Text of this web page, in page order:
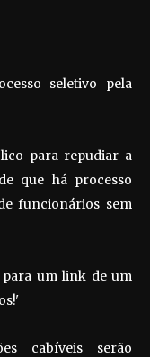
seletivo pela
para repudiar a
que há processo
funcionários sem
um link de um
cabíveis serão